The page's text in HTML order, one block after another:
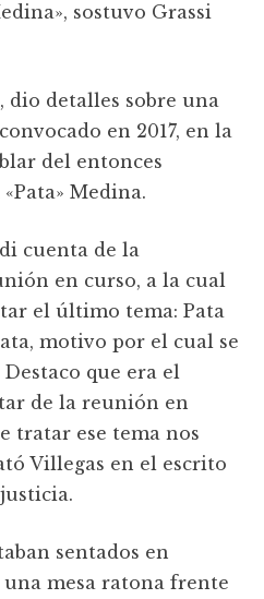
sostuvo Grassi
dio detalles sobre una
en 2017, en la
del entonces
Medina.
cuenta de la
en curso, a la cual
el último tema: Pata
motivo por el cual se
que era el
de la reunión en
tratar ese tema nos
Villegas en el escrito
sentados en
mesa ratona frente